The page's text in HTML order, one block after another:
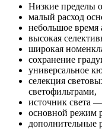
Низкие пределы
малый расход
небольшое время
высокая
широкая
сохранение
универсальное
селекция
светофильтрами,
источник света
основной режим